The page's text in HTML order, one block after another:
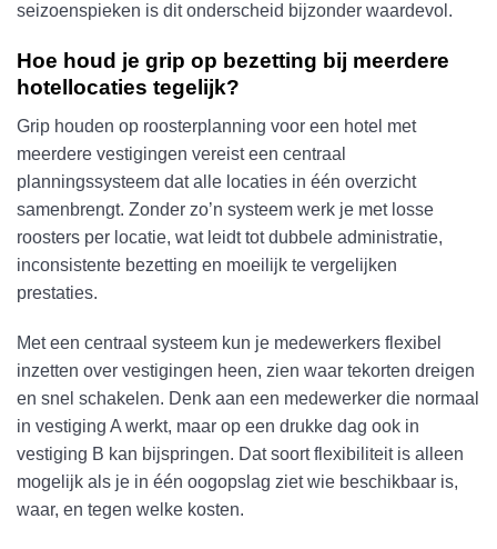
seizoenspieken is dit onderscheid bijzonder waardevol.
Hoe houd je grip op bezetting bij meerdere
hotellocaties tegelijk?
Grip houden op roosterplanning voor een hotel met
meerdere vestigingen vereist een centraal
planningssysteem dat alle locaties in één overzicht
samenbrengt. Zonder zo’n systeem werk je met losse
roosters per locatie, wat leidt tot dubbele administratie,
inconsistente bezetting en moeilijk te vergelijken
prestaties.
Met een centraal systeem kun je medewerkers flexibel
inzetten over vestigingen heen, zien waar tekorten dreigen
en snel schakelen. Denk aan een medewerker die normaal
in vestiging A werkt, maar op een drukke dag ook in
vestiging B kan bijspringen. Dat soort flexibiliteit is alleen
mogelijk als je in één oogopslag ziet wie beschikbaar is,
waar, en tegen welke kosten.